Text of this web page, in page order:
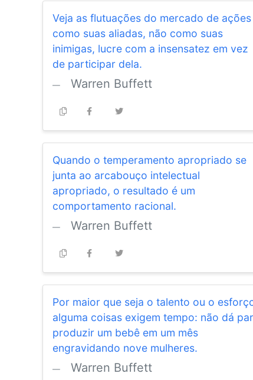
Veja as flutuações do mercado de ações
como suas aliadas, não como suas
inimigas, lucre com a insensatez em vez
de participar dela.
Warren Buffett
Quando o temperamento apropriado se
junta ao arcabouço intelectual
apropriado, o resultado é um
comportamento racional.
Warren Buffett
Por maior que seja o talento ou o
alguma coisas exigem tempo: não dá
produzir um bebê em um mês
engravidando nove mulheres.
Warren Buffett